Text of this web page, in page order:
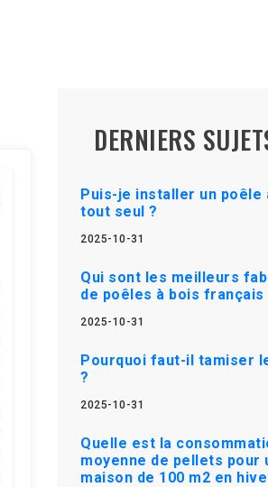
DERNIERS
Puis-je installer un poêle
tout seul ?
2025-10-31
Qui sont les meilleurs
de poêles à bois français
2025-10-31
Pourquoi faut-il tamiser
?
2025-10-31
Quelle est la
moyenne de pellets pour
maison de 100 m2 en